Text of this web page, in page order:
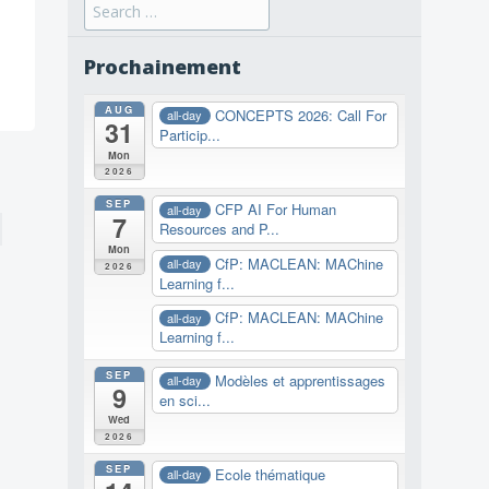
for:
Prochainement
AUG
31
Mon
2026
all-day
CONCEPTS 2026: Call For
Particip...
SEP
7
Mon
2026
all-day
CFP AI For Human
Resources and P...
all-day
CfP: MACLEAN: MAChine
Learning f...
all-day
CfP: MACLEAN: MAChine
Learning f...
SEP
9
Wed
2026
all-day
Modèles et apprentissages
en sci...
SEP all-day
Ecole thématique